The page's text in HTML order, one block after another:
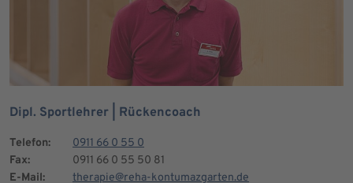
Dipl. Sportlehrer | Rückencoach
Telefon:
0911 66 0 55 0
Fax:
0911 66 0 55 50 81
E-Mail:
therapie@reha-kontumazgarten.de